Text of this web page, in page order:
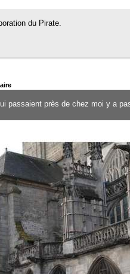
du Pirate.
passaient près de chez moi y a